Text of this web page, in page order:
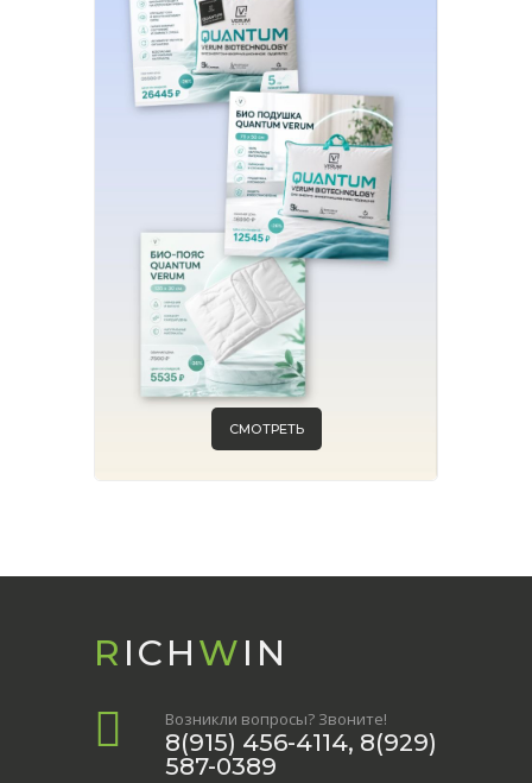
СМОТРЕТЬ
R ICHWIN
Возникли вопросы? Звоните!
8(915) 456-4114, 8(929)
587-0389